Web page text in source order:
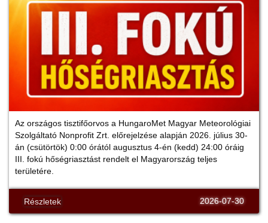
Az országos tisztifőorvos a HungaroMet Magyar Meteorológiai
Szolgáltató Nonprofit Zrt. előrejelzése alapján 2026. július 30-
án (csütörtök) 0:00 órától augusztus 4-én (kedd) 24:00 óráig
III. fokú hőségriasztást rendelt el Magyarország teljes
területére.
Részletek 2026-07-30